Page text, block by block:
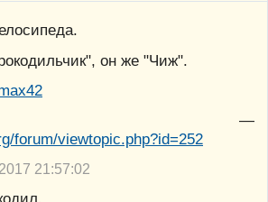
он же "Чиж".
—
forum/viewtopic.php?id=252
21:57:02